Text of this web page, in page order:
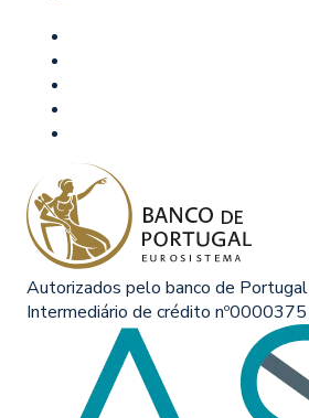
Autorizados pelo banco de Portugal
Intermediário de crédito nº0000375